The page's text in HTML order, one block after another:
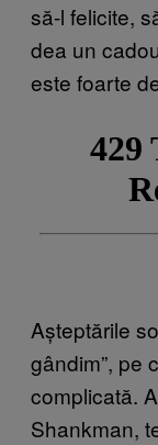
să-l felicite,
dea un
este foarte
Așteptările
gândim”, pe
complicată.
Shankman,